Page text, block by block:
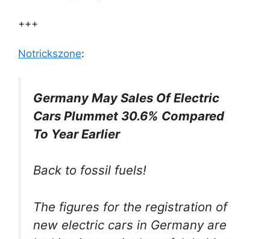
+++
Notrickszone:
Germany May Sales Of Electric
Cars Plummet 30.6% Compared
To Year Earlier
Back to fossil fuels!
The figures for the registration of
new electric cars in Germany are